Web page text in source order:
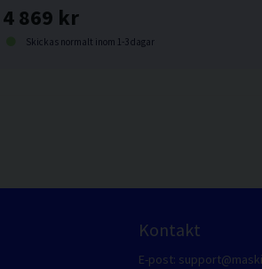
4 869 kr
Skickas normalt inom 1-3 dagar
Kontakt
E-post: